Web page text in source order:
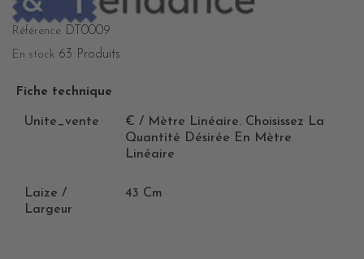
Référence DT0009
En stock 63 Produits
Fiche technique
Unite_vente
€ / Mètre Linéaire. Choisissez La
Quantité Désirée En Mètre
Linéaire
Laize /
Largeur
43 Cm